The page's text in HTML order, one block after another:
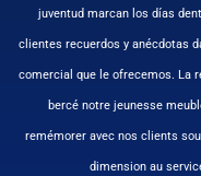
juventud marcan los días
clientes recuerdos y anécdotas
comercial que le ofrecemos. La
bercé notre jeunesse
remémorer avec nos clients
dimension au